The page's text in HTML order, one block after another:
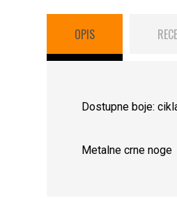
OPIS
Dostupne boje:
Metalne crne noge